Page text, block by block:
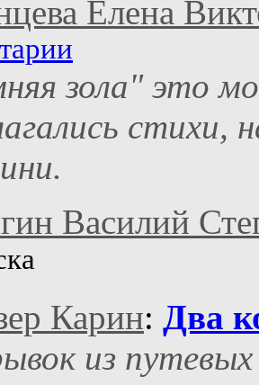
Елена
зола" это
стихи,
Василий
Карин: Два
из